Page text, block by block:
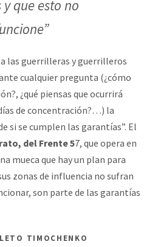
que esto no
las guerrilleras y guerrilleros
cualquier pregunta (¿cómo
¿qué piensas que ocurrirá
de concentración?…) la
si se cumplen las garantías”. El
del Frente 57, que opera en
mueca que hay un plan para
zonas de influencia no sufran
son parte de las garantías
TIMOCHENKO